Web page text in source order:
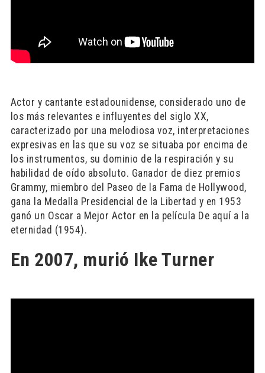
Actor y cantante estadounidense, considerado uno de
los más relevantes e influyentes del siglo XX,
caracterizado por una melodiosa voz, interpretaciones
expresivas en las que su voz se situaba por encima de
los instrumentos, su dominio de la respiración y su
habilidad de oído absoluto. Ganador de diez premios
Grammy, miembro del Paseo de la Fama de Hollywood,
gana la Medalla Presidencial de la Libertad y en 1953
ganó un Oscar a Mejor Actor en la película De aquí a la
eternidad (1954).
En 2007, murió Ike Turner